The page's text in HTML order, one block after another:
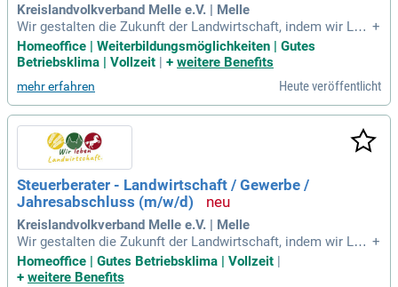
Kreislandvolkverband Melle e.V. | Melle
Wir gestalten die Zukunft der Landwirtschaft, indem wir Lan
dwirten umfassende Beratung und Interessenvertretung biet
en.
+
Homeoffice | Weiterbildungsmöglichkeiten | Gutes
Betriebsklima | Vollzeit | + weitere Benefits
mehr erfahren Heute veröffentlicht
Steuerberater - Landwirtschaft / Gewerbe /
Jahresabschluss (m/w/d)
Kreislandvolkverband Melle e.V. | Melle
Wir gestalten die Zukunft der Landwirtschaft, indem wir Lan
dwirten umfassende Beratung und Interessenvertretung biet
en.
+
Homeoffice | Gutes Betriebsklima | Vollzeit |
+ weitere Benefits